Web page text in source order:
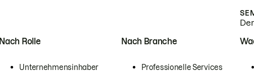
Nach Rolle
Unternehmensinhaber
Nach Branche
Professionelle Services